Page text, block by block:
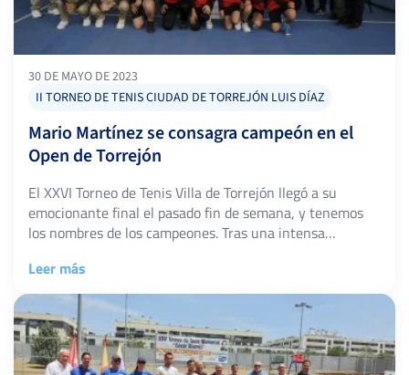
30 DE MAYO DE 2023
II TORNEO DE TENIS CIUDAD DE TORREJÓN LUIS DÍAZ
Mario Martínez se consagra campeón en el
Open de Torrejón
El XXVI Torneo de Tenis Villa de Torrejón llegó a su
emocionante final el pasado fin de semana, y tenemos
los nombres de los campeones. Tras una intensa
Mario Martínez se enfrentaron en una final de alto nivel.
Ricardo Villa demostró su destreza en la cancha a lo […]
Leer más